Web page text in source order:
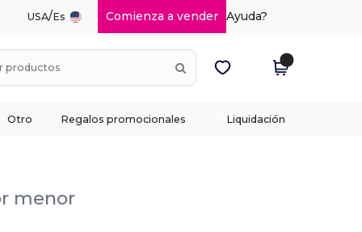
USA/Es Comienza a vender Ayuda?
Otro Regalos promocionales Liquidación
menor